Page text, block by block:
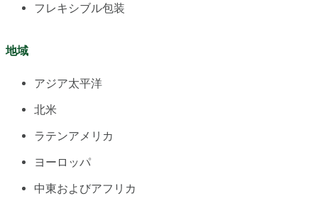
フレキシブル包装
地域
アジア太平洋
北米
ラテンアメリカ
ヨーロッパ
中東およびアフリカ